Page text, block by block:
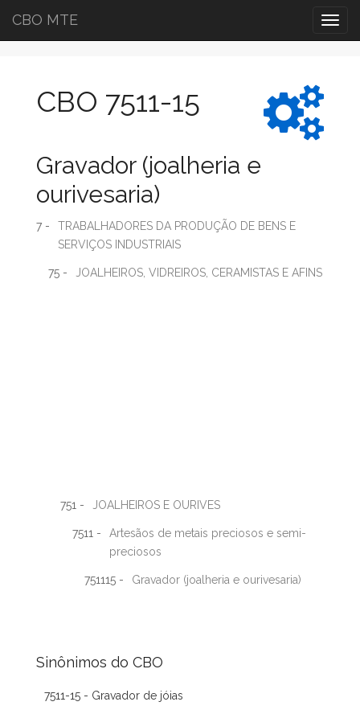
CBO MTE
CBO 7511-15
Gravador (joalheria e
ourivesaria)
7 -
TRABALHADORES DA PRODUÇÃO DE BENS E
SERVIÇOS INDUSTRIAIS
75 - JOALHEIROS, VIDREIROS, CERAMISTAS E AFINS
751 - JOALHEIROS E OURIVES
7511 -
Artesãos de metais preciosos e semi-
preciosos
751115 - Gravador (joalheria e ourivesaria)
Sinônimos do CBO
7511-15 - Gravador de jóias